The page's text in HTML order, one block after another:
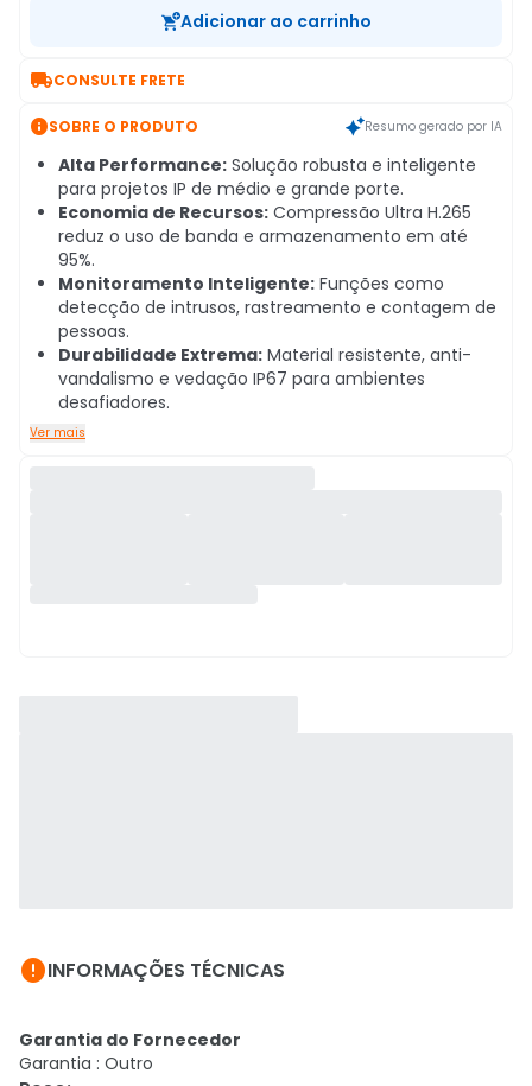
Adicionar ao carrinho
CONSULTE FRETE
SOBRE O PRODUTO Resumo gerado por IA
Alta Performance: Solução robusta e inteligente
para projetos IP de médio e grande porte.
Economia de Recursos: Compressão Ultra H.265
reduz o uso de banda e armazenamento em até
95%.
Monitoramento Inteligente: Funções como
detecção de intrusos, rastreamento e contagem de
pessoas.
Durabilidade Extrema: Material resistente, anti-
vandalismo e vedação IP67 para ambientes
desafiadores.
Ver mais
INFORMAÇÕES TÉCNICAS
Garantia do Fornecedor
Garantia : Outro